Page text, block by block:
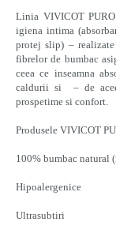
Linia VIVICOT
igiena intima
protej slip) –
fibrelor de bumbac
ceea ce inseamna
caldurii si – de
prospetime si confort.
Produsele VIVICOT
100% bumbac natural
Hipoalergenice
Ultrasubtiri